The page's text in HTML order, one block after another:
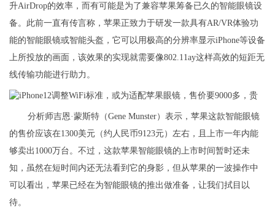
升AirDrop的效率，而有可能是为了兼容苹果筹备已久的智能眼镜设
备。此前一直有传言称，苹果正致力于研发一款具有AR/VR体验功
能的智能眼镜或智能头盔，它可以用极高的分辨率显示iPhone等设备
上所投放的画面，该效果的实现就需要像802.11ay这样高效的短距无
线传输功能进行助力。
分析师吉恩·蒙斯特（Gene Munster）表示，苹果这款智能眼镜
的售价应该在1300美元（约人民币9123元）左右，且上市一年内能
够卖出1000万台。不过，这款苹果智能眼镜的上市时间暂时还未
知，虽然在短时间内还无法看到它的身影，但从苹果的一波操作中
可以看出，苹果已经在为智能眼镜的推出做准备，让我们拭目以
待。